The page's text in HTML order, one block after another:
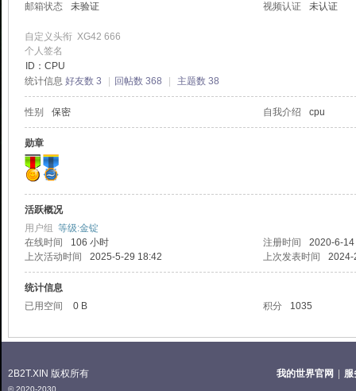
邮箱状态
未验证 视频认证 未认证
自定义头衔 XG42 666
个人签名
ID：CPU
统计信息 好友数 3 回帖数 368 主题数 38
性别 保密 自我介绍 cpu
勋章
活跃概况
用户组 等级:金锭
在线时间
106 小时 注册时间
2020-6-
上次活动时间
2025-5-29 18:42 上次发表时间 2024-
统计信息
已用空间
0 B 积分 1035
我的世界官网 服
2B2T.XIN 版权所有
© 2020-2030